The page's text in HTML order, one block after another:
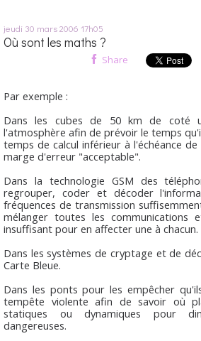
jeudi 30 mars 2006 17h05
Où sont les maths ?
Share
Par exemple :
Dans les cubes de 50 km de coté
l'atmosphère afin de prévoir le temps
temps de calcul inférieur à l'échéance
marge d'erreur "acceptable".
Dans la technologie GSM des
regrouper, coder et décoder
fréquences de transmission
mélanger toutes les communications
insuffisant pour en affecter une à chacun.
Dans les systèmes de cryptage et de
Carte Bleue.
Dans les ponts pour les empêcher
tempête violente afin de savoir où
statiques ou dynamiques pour
dangereuses.